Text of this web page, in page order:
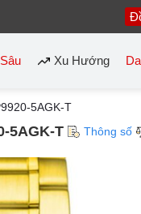
Xu Hướng
5AGK-T
5AGK-T Thông số